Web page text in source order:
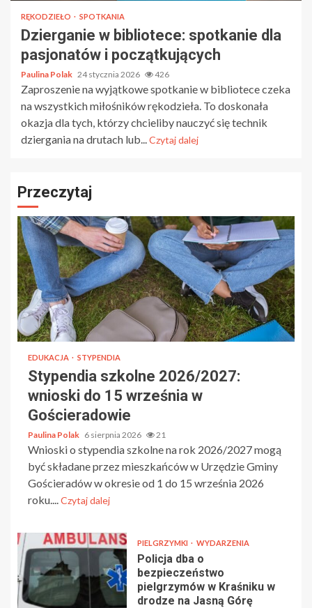
RĘKODZIEŁO SPOTKANIA
Dzierganie w bibliotece: spotkanie dla
pasjonatów i początkujących
Paulina Polak 24 stycznia 2026 426
Zaproszenie na wyjątkowe spotkanie w bibliotece czeka
na wszystkich miłośników rękodzieła. To doskonała
okazja dla tych, którzy chcieliby nauczyć się technik
dziergania na drutach lub...Czytaj dalej
Przeczytaj
EDUKACJA STYPENDIA
Stypendia szkolne 2026/2027:
wnioski do 15 września w
Gościeradowie
Paulina Polak 6 sierpnia 2026 21
Wnioski o stypendia szkolne na rok 2026/2027 mogą
być składane przez mieszkańców w Urzędzie Gminy
Gościeradów w okresie od 1 do 15 września 2026
roku....Czytaj dalej
PIELGRZYMKI WYDARZENIA
Policja dba o
bezpieczeństwo
pielgrzymów w Kraśniku w
drodze na Jasną Górę